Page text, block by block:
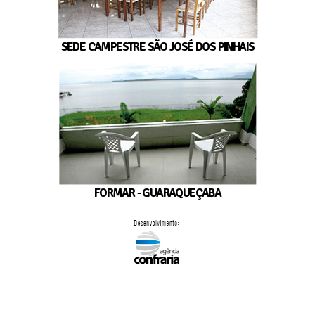
SEDE CAMPESTRE SÃO JOSÉ DOS PINHAIS
FORMAR - GUARAQUEÇABA